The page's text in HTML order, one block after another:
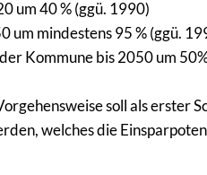
um 40 % (ggü. 1990)
um mindestens 95 % (ggü.
Kommune bis 2050 um
soll als erster
welches die